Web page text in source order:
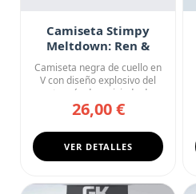
Camiseta Stimpy
Meltdown: Ren &
Stimpy Graffiti
Edition
Camiseta negra de cuello en
V con diseño explosivo del
gato más desquiciado d...
26,00 €
VER DETALLES